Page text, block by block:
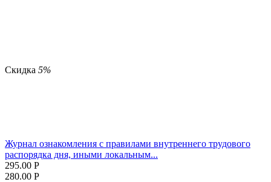
Скидка 5%
Журнал ознакомления с правилами внутреннего трудового
распорядка дня, иными локальным...
295.00 Р
280.00 Р